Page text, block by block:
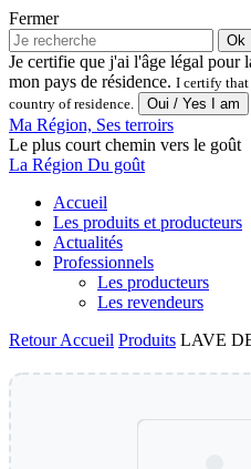
Fermer
Ok
Je certifie que j'ai l'âge légal pour
mon pays de résidence. I certify
country of residence.
Ma Région, Ses terroirs
Le plus court chemin vers le goût
La Région Du goût
Accueil
Les produits et producteurs
Actualités
Professionnels
Les producteurs
Les revendeurs
RetourAccueil Produits LAVE